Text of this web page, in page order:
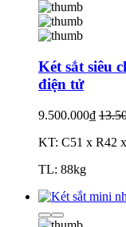
Két sắt siêu
điện tử
9.500.000₫
KT: C51 x R42
TL: 88kg